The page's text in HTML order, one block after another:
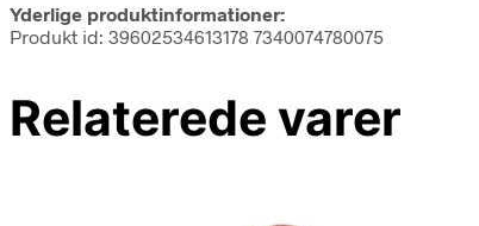
Yderlige produktinformationer:
Produkt id: 39602534613178 7340074780075
Relaterede varer